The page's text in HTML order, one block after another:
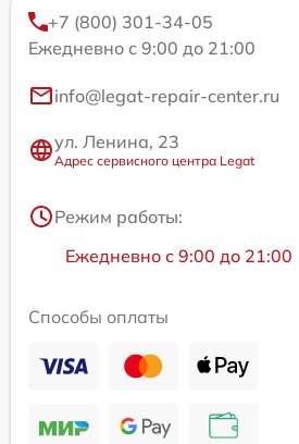
+7 (800) 301-34-05
Ежедневно с 9:00 до 21:00
info@legat-repair-center.ru
ул. Ленина, 23
Адрес сервисного центра Legat
Режим работы:
Ежедневно с 9:00 до 21:00
Способы оплаты